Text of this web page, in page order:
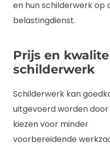
en hun schilderwerk op
belastingdienst.
Prijs en
schilderwerk
Schilderwerk kan
uitgevoerd worden
kiezen voor minder
voorbereidende